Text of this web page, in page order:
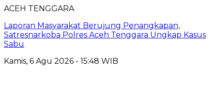
ACEH TENGGARA
Laporan Masyarakat Berujung Penangkapan,
Satresnarkoba Polres Aceh Tenggara Ungkap Kasus
Sabu
Kamis, 6 Agu 2026 - 15:48 WIB